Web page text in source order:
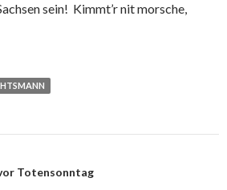
sein! Kimmt’r nit morsche,
Totensonntag